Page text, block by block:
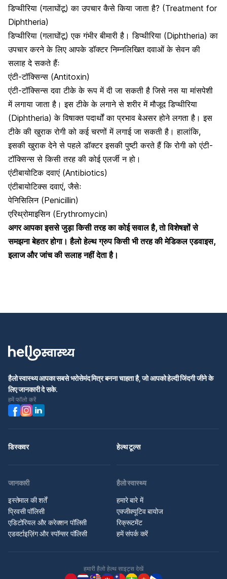
डिप्थीरिया (गलाघोंटू) का उपचार कैसे किया जाता है? (Treatment for
Diphtheria)
डिप्थीरिया (गलाघोंटू) एक गंभीर बीमारी है। डिप्थीरिया (Diphtheria) का
उपचार करने के लिए आपके डॉक्टर निम्नलिखित दवाओं के सेवन की
सलाह दे सकते हैंः
एंटी-टॉक्सिन्‍स (Antitoxin)
एंटी-टॉक्सिन्‍स दवा टीके के रूप में दी जा सकती है जिसे नस या मांसपेशी
में लगाया जाता है। इस टीके के लगाने से शरीर में मौजूद डिप्थीरिया
(Diphtheria) के विषाक्त पदार्थों का प्रभाव बेअसर होने लगता है। इस
टीके की खुराक रोगी को कई चरणों में लगाई जा सकती है। हालांकि,
इसकी खुराक देने से पहले डॉक्टर इसकी पुष्टी करते हैं कि रोगी को एंटी-
टॉक्सिन्‍स से किसी तरह की कोई एलर्जी न हो।
एंटीबायोटिक दवाएं (Antibiotics)
एंटीबायोटिक्स दवाएं, जैसेः
पेनिसिलिन (Penicillin)
एरिथ्रोमाइसिन (Erythromycin)
अगर आपका इससे जुड़ा किसी तरह का कोई सवाल है, तो विशेषज्ञों से
समझना बेहतर होगा।हैलो हेल्थ ग्रुपकिसी भी तरह की मेडिकल एडवाइस,
इलाज और जांच की सलाह नहीं देता है।
हैलो स्वास्थ्य आपका सबसे भरोसेमंद मित्र बनना चाहता है, जो आपको हेल्दी जिंदगी जीने के
लिए जानकारी दे सके.
हमें फॉलो करें
डिस्कवर हेल्थ टूल्स
जानकारी
इस्तेमाल की शर्तें
प्रिवसी पॉलिसी
एडिटोरियल और करेक्शन पॉलिसी
एडवर्टाइज़िंग और स्पॉन्सर पॉलिसी
हैलो स्वास्थ्य
हमारे बारे में
एक्जीक्यूटिव बायोज
रिक्रूटमेंट
हमें संपर्क करें
हमारी हैलो हेल्थ साइट्स देखें